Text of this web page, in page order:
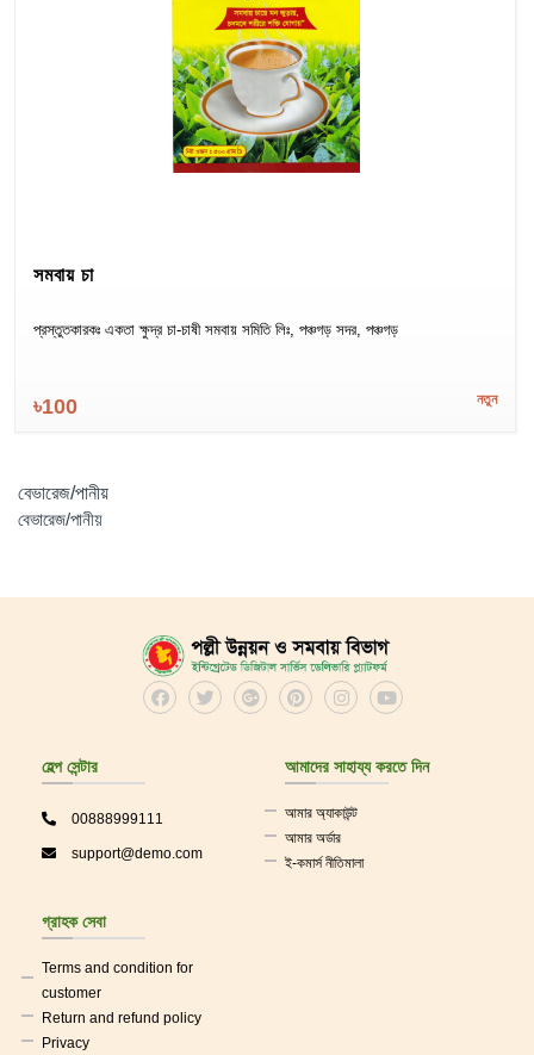
সমবায় চা
প্রস্তুতকারকঃ একতা ক্ষুদ্র চা-চাষী সমবায় সমিতি লিঃ, পঞ্চগড় সদর, পঞ্চগড়
৳100 নতুন
বেভারেজ/পানীয়
বেভারেজ/পানীয়
হেল্প সেন্টার
00888999111
support@demo.com
আমাদের সাহায্য করতে দিন
আমার অ্যাকাউন্ট
আমার অর্ডার
ই-কমার্স নীতিমালা
গ্রাহক সেবা
Terms and condition for
customer
Return and refund policy
Privacy